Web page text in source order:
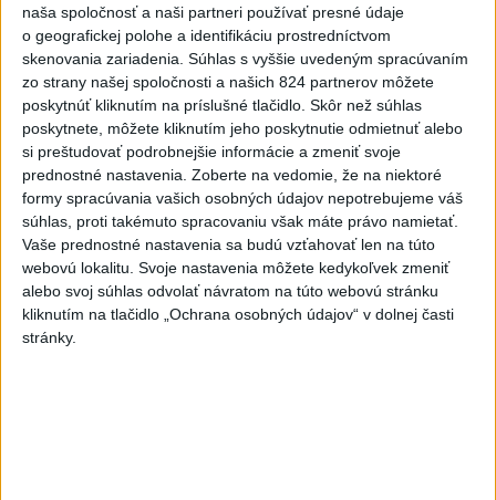
naša spoločnosť a naši partneri používať presné údaje
o geografickej polohe a identifikáciu prostredníctvom
skenovania zariadenia. Súhlas s vyššie uvedeným spracúvaním
zo strany našej spoločnosti a našich 824 partnerov môžete
poskytnúť kliknutím na príslušné tlačidlo. Skôr než súhlas
poskytnete, môžete kliknutím jeho poskytnutie odmietnuť alebo
si preštudovať podrobnejšie informácie a zmeniť svoje
prednostné nastavenia. Zoberte na vedomie, že na niektoré
formy spracúvania vašich osobných údajov nepotrebujeme váš
súhlas, proti takémuto spracovaniu však máte právo namietať.
Vaše prednostné nastavenia sa budú vzťahovať len na túto
webovú lokalitu. Svoje nastavenia môžete kedykoľvek zmeniť
alebo svoj súhlas odvolať návratom na túto webovú stránku
kliknutím na tlačidlo „Ochrana osobných údajov“ v dolnej časti
stránky.
včera 19:10
MLADÍK VYPADOL Z FERRATY:
Na Skalke pri Kremnici
zasahovali záchranári
včera 17:19
Omán: Rokovania o
Hormuzskom prielive sú
pozitívne a konštruktívne
včera 19:24
STOVKY NASADENÝCH
HASIČOV: Zasahujú pri lesnom